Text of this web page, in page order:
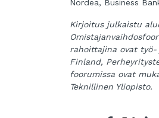
Nordea, Business
Kirjoitus julkaistu
rahoittajina ovat työ-
Finland,
foorumissa ovat
Teknillinen Yliopisto.